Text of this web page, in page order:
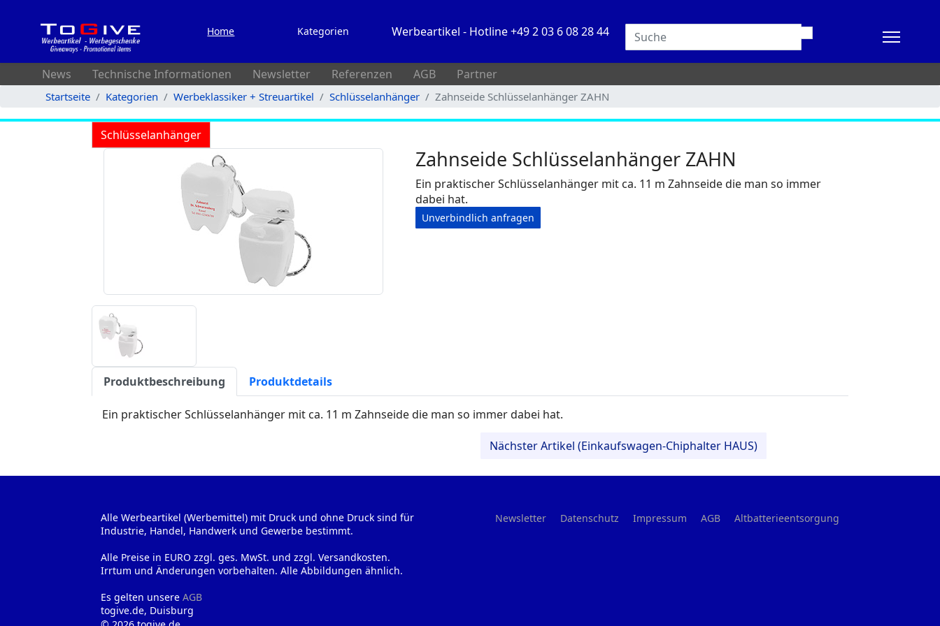
Home Kategorien Werbeartikel - Hotline +49 2 03 6 08 28 44
News Technische Informationen Newsletter Referenzen AGB Partner
Startseite Kategorien Werbeklassiker + Streuartikel Schlüsselanhänger Zahnseide Schlüsselanhänger ZAHN
Schlüsselanhänger
Zahnseide Schlüsselanhänger ZAHN
Ein praktischer Schlüsselanhänger mit ca. 11 m Zahnseide die man so immer
dabei hat.
Unverbindlich anfragen
Produktbeschreibung Produktdetails
Ein praktischer Schlüsselanhänger mit ca. 11 m Zahnseide die man so immer dabei hat.
Nächster Artikel (Einkaufswagen-Chiphalter HAUS)
Alle Werbeartikel (Werbemittel) mit Druck und ohne Druck sind für
Industrie, Handel, Handwerk und Gewerbe bestimmt.
Alle Preise in EURO zzgl. ges. MwSt. und zzgl. Versandkosten.
Irrtum und Änderungen vorbehalten. Alle Abbildungen ähnlich.
Es gelten unsere AGB
togive.de, Duisburg
Newsletter Datenschutz Impressum AGB Altbatterieentsorgung